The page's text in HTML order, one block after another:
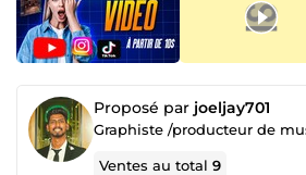
Proposé par joeljay701
Graphiste /producteur de
Ventes au total9